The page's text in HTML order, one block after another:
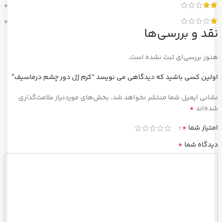
0
0
نقد و بررسی‌ها
هنوز بررسی‌ای ثبت نشده است.
اولین کسی باشید که دیدگاهی می نویسد “کرم ژل دور چشم درماسیف”
نشانی ایمیل شما منتشر نخواهد شد. بخش‌های موردنیاز علامت‌گذاری
شده‌اند*
امتیاز شما *
دیدگاه شما *